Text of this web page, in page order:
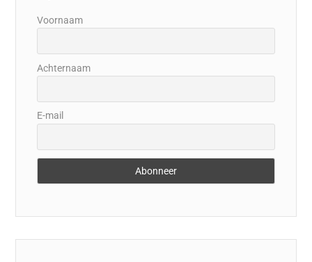
Voornaam
Achternaam
E-mail